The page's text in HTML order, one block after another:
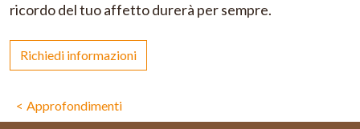
ricordo del tuo affetto durerà per sempre.
Richiedi informazioni
Approfondimenti